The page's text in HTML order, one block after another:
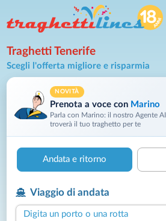
Traghetti Tenerife
Scegli l'offerta migliore e risparmia
NOVITÀ
Prenota a voce con Marino
Parla con Marino: il nostro Agente AI
troverà il tuo traghetto per te
Andata e ritorno
Viaggio di andata
Digita un porto o una rotta